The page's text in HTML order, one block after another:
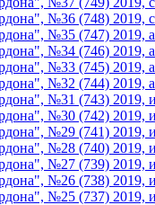
№36 (748) 2019,
№35 (747) 2019,
№34 (746) 2019,
№33 (745) 2019,
№32 (744) 2019,
№31 (743) 2019,
№30 (742) 2019,
№29 (741) 2019,
№28 (740) 2019,
№27 (739) 2019,
№26 (738) 2019,
№25 (737) 2019,